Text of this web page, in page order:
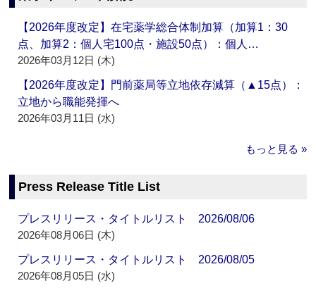
【2026年度改定】在宅薬学総合体制加算（加算1：30
点、加算2：個人宅100点・施設50点）：個人…
2026年03月12日 (木)
【2026年度改定】門前薬局等立地依存減算（▲15点）：
立地から職能発揮へ
2026年03月11日 (水)
もっと見る »
Press Release Title List
プレスリリース・タイトルリスト 2026/08/06
2026年08月06日 (木)
プレスリリース・タイトルリスト 2026/08/05
2026年08月05日 (水)